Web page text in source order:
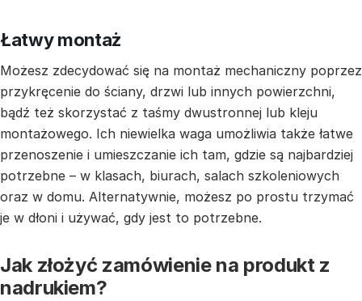
Łatwy montaż
Możesz zdecydować się na montaż mechaniczny poprzez
przykręcenie do ściany, drzwi lub innych powierzchni,
bądź też skorzystać z taśmy dwustronnej lub kleju
montażowego. Ich niewielka waga umożliwia także łatwe
przenoszenie i umieszczanie ich tam, gdzie są najbardziej
potrzebne – w klasach, biurach, salach szkoleniowych
oraz w domu. Alternatywnie, możesz po prostu trzymać
je w dłoni i używać, gdy jest to potrzebne.
Jak złożyć zamówienie na produkt z
nadrukiem?